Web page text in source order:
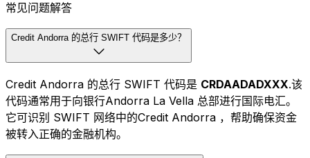
常见问题解答
Credit Andorra 的总行 SWIFT 代码是多少？
Credit Andorra 的总行 SWIFT 代码是 CRDAADADXXX.该
代码通常用于向银行Andorra La Vella 总部进行国际电汇。
它可识别 SWIFT 网络中的Credit Andorra ，帮助确保资金
被转入正确的金融机构。